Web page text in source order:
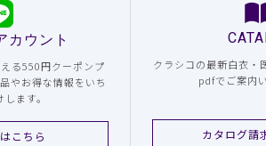
カウント
る550円クーポンプ
やお得な情報をいち
ます。
こちら
クラシコの最新白衣・
pdfでご案内
カタログ請